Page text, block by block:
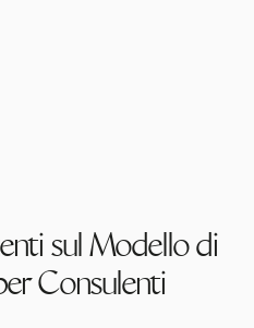
sul Modello di
Consulenti